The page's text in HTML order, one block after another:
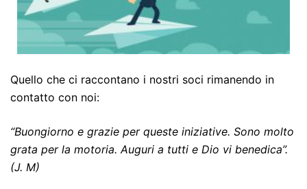
Quello che ci raccontano i nostri soci rimanendo in
contatto con noi:
“Buongiorno e grazie per queste iniziative. Sono molto
grata per la motoria. Auguri a tutti e Dio vi benedica”.
(J. M)